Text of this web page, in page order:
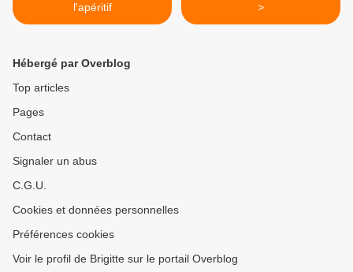
l'apéritif
>
Hébergé par Overblog
Top articles
Pages
Contact
Signaler un abus
C.G.U.
Cookies et données personnelles
Préférences cookies
Voir le profil de Brigitte sur le portail Overblog